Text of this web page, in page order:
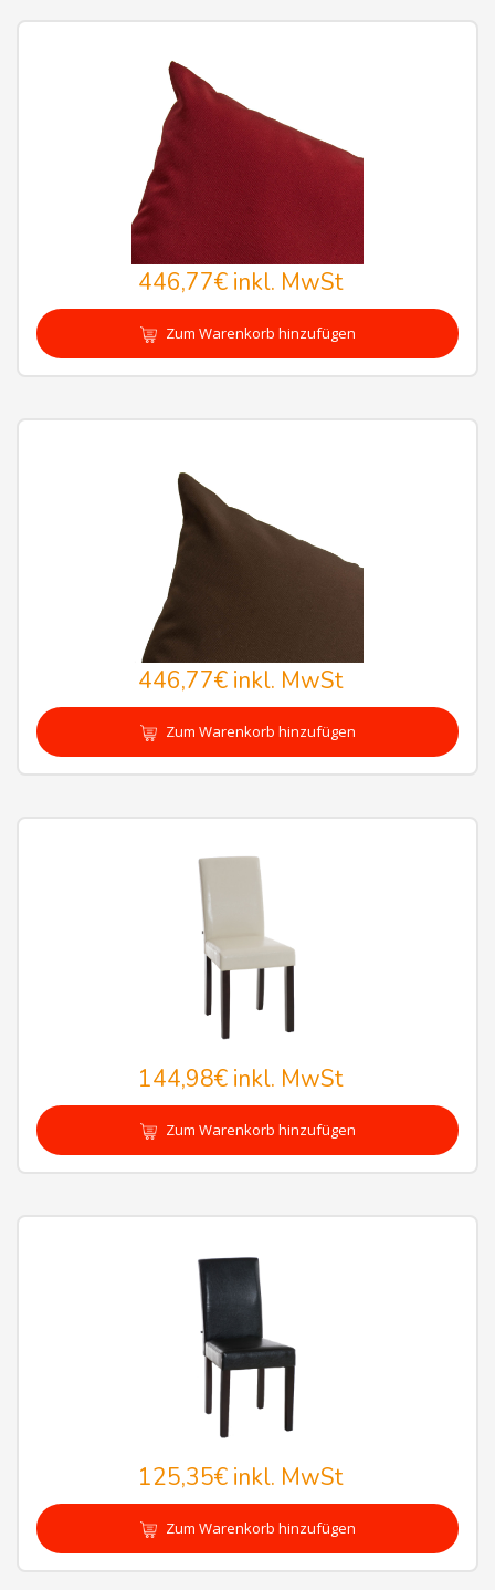
446,77€inkl. MwSt
Zum Warenkorb hinzufügen
446,77€inkl. MwSt
Zum Warenkorb hinzufügen
144,98€inkl. MwSt
Zum Warenkorb hinzufügen
125,35€inkl. MwSt
Zum Warenkorb hinzufügen